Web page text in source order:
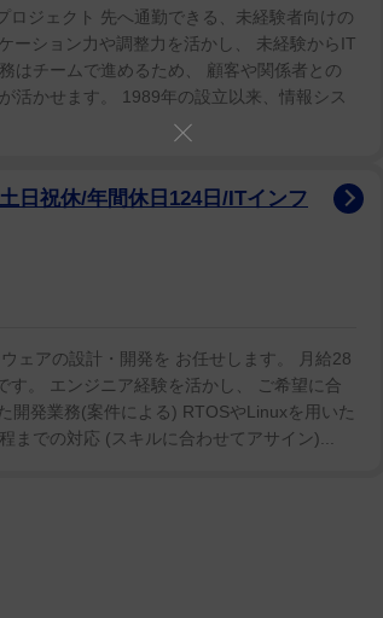
ロジェクト 先へ通勤できる、未経験者向けの
ーション力や調整力を活かし、 未経験からIT
はチームで進めるため、 顧客や関係者との
活かせます。 1989年の設立以来、情報シス
日祝休/年間休日124日/ITインフ
ェアの設計・開発を お任せします。 月給28
す。 エンジニア経験を活かし、 ご希望に合
開発業務(案件による) RTOSやLinuxを用いた
までの対応 (スキルに合わせてアサイン)...